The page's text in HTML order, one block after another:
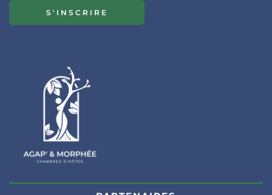
S'INSCRIRE